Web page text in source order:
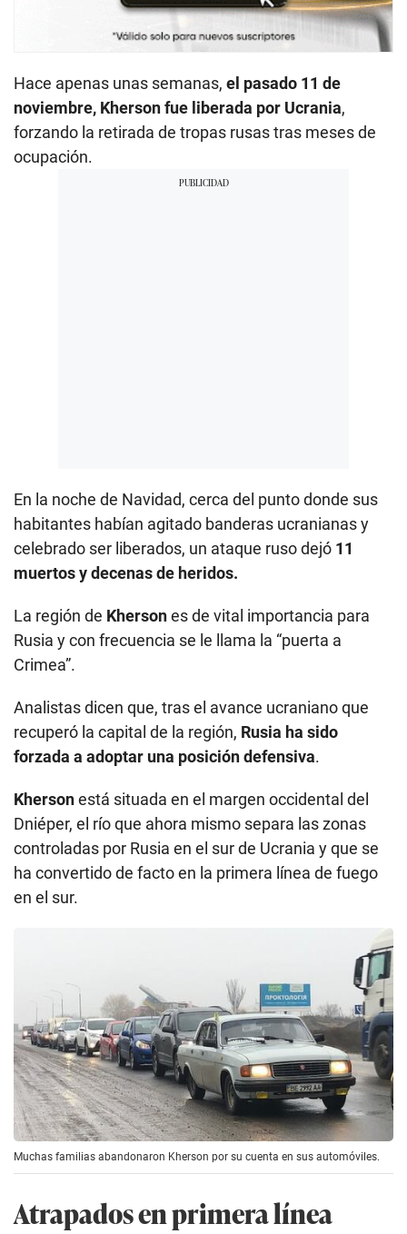
Hace apenas unas semanas, el pasado 11 de
noviembre, Kherson fue liberada por Ucrania,
forzando la retirada de tropas rusas tras meses de
ocupación.
En la noche de Navidad, cerca del punto donde sus
habitantes habían agitado banderas ucranianas y
celebrado ser liberados, un ataque ruso dejó 11
muertos y decenas de heridos.
La región de Khersones de vital importancia para
Rusia y con frecuencia se le llama la “puerta a
Crimea”.
Analistas dicen que, tras el avance ucraniano que
recuperó la capital de la región, Rusia ha sido
forzada a adoptar una posición defensiva.
Khersonestá situada en el margen occidental del
Dniéper, el río que ahora mismo separa las zonas
controladas por Rusia en el sur de Ucrania y que se
ha convertido de facto en la primera línea de fuego
en el sur.
Muchas familias abandonaron Kherson por su cuenta en sus automóviles.
Atrapados en primera línea